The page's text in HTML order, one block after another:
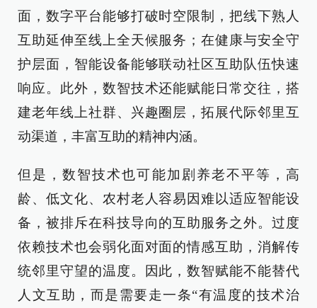
面，数字平台能够打破时空限制，把线下熟人
互助延伸至线上全天候服务；在健康与安全守
护层面，智能设备能够联动社区互助队伍快速
响应。此外，数智技术还能赋能日常交往，搭
建老年线上社群、兴趣圈层，拓展代际邻里互
动渠道，丰富互助的精神内涵。
但是，数智技术也可能加剧养老不平等，高
龄、低文化、农村老人容易因难以适应智能设
备，被排斥在科技导向的互助服务之外。过度
依赖技术也会弱化面对面的情感互助，消解传
统邻里守望的温度。因此，数智赋能不能替代
人文互助，而是需要走一条“有温度的技术治